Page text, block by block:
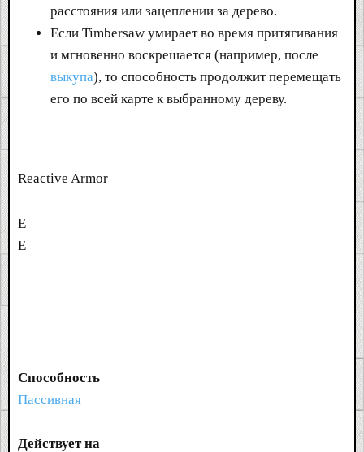
расстояния или зацеплении за дерево.
Если Timbersaw умирает во время притягивания
и мгновенно воскрешается (например, после
выкупа), то способность продолжит перемещать
его по всей карте к выбранному дереву.
Reactive Armor
E
E
Способность
Пассивная
Действует на